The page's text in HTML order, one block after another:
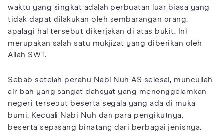
waktu yang singkat adalah perbuatan luar biasa yang
tidak dapat dilakukan oleh sembarangan orang,
apalagi hal tersebut dikerjakan di atas bukit. Ini
merupakan salah satu mukjizat yang diberikan oleh
Allah SWT.
Sebab setelah perahu Nabi Nuh AS selesai, muncullah
air bah yang sangat dahsyat yang menenggelamkan
negeri tersebut beserta segala yang ada di muka
bumi. Kecuali Nabi Nuh dan para pengikutnya,
beserta sepasang binatang dari berbagai jenisnya.